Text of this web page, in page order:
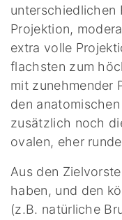
unterschiedlichen
Projektion,
extra volle
flachsten zum
mit zunehmender
den
zusätzlich noch
ovalen, eher
Aus den
haben, und den
(z.B. natürliche